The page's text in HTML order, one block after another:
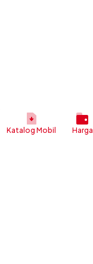
Katalog Mobil Harga